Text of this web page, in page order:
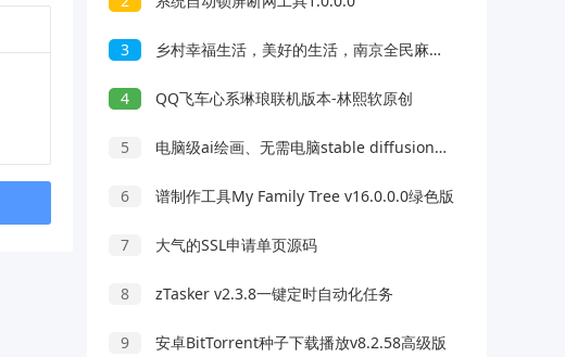
3 乡村幸福生活，美好的生活，南京全民麻将福瑞版，香蕉短剧，免费赚1.21元！
4 QQ飞车心系琳琅联机版本-林熙软原创
5 电脑级ai绘画、无需电脑stable diffusion最新版
6 谱制作工具My Family Tree v16.0.0.0绿色版
7 大气的SSL申请单页源码
8 zTasker v2.3.8一键定时自动化任务
9 安卓BitTorrent种子下载播放v8.2.58高级版